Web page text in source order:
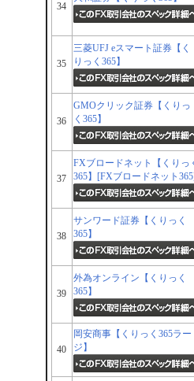
34
35
三菱UFJ eスマート証券【く
りっく365】
36
GMOクリック証券【くりっ
く365】
37
FXブロードネット【くりっ
365】[FXブロードネット
38
サンワード証券【くりっく
365】
39
外為オンライン【くりっく
365】
40
岡安商事【くりっく365ラー
ジ】